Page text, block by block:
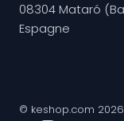
08304 Mataró
Espagne
© keshop.com 2026